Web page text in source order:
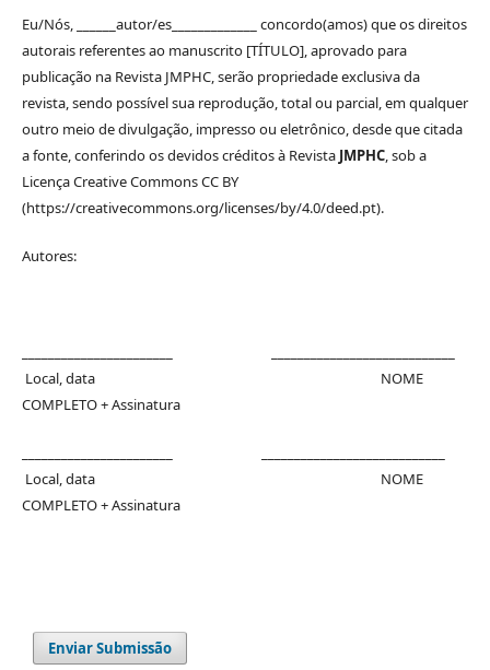
Eu/Nós, ______autor/es_____________ concordo(amos) que os direitos
autorais referentes ao manuscrito [TÍTULO], aprovado para
publicação na Revista JMPHC, serão propriedade exclusiva da
revista, sendo possível sua reprodução, total ou parcial, em qualquer
outro meio de divulgação, impresso ou eletrônico, desde que citada
a fonte, conferindo os devidos créditos à Revista JMPHC, sob a
Licença Creative Commons CC BY
(https://creativecommons.org/licenses/by/4.0/deed.pt).
Autores:
Local, data NOME
COMPLETO + Assinatura
Local, data NOME
COMPLETO + Assinatura
Enviar Submissão